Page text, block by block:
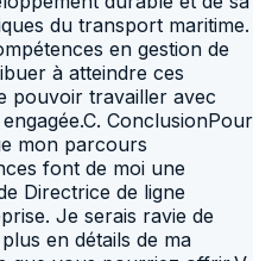
du transport maritime.
en gestion de
à atteindre ces
pouvoir travailler avec
ConclusionPour
mon parcours
font de moi une
Directrice de ligne
Je serais ravie de
en détails de ma